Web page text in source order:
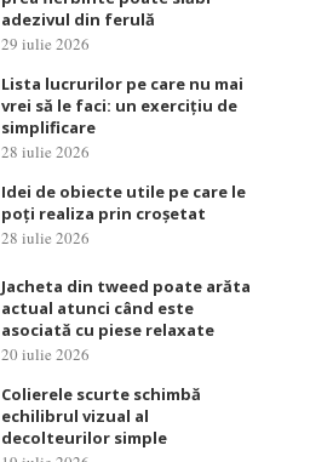
adezivul din ferulă
29 iulie 2026
Lista lucrurilor pe care nu mai
vrei să le faci: un exercițiu de
simplificare
28 iulie 2026
Idei de obiecte utile pe care le
poți realiza prin croșetat
28 iulie 2026
Jacheta din tweed poate arăta
actual atunci când este
asociată cu piese relaxate
20 iulie 2026
Colierele scurte schimbă
echilibrul vizual al
decolteurilor simple